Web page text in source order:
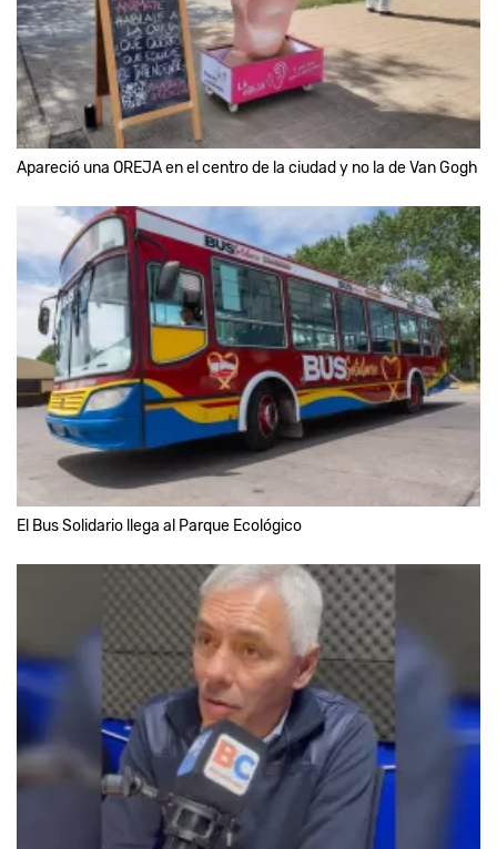
Apareció una OREJA en el centro de la ciudad y no la de Van Gogh
El Bus Solidario llega al Parque Ecológico